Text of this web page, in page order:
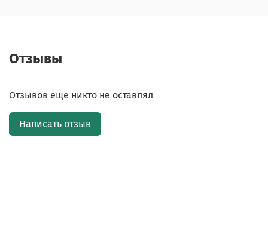
Отзывы
Отзывов еще никто не оставлял
Написать отзыв